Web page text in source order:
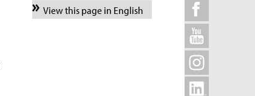
View this page in English